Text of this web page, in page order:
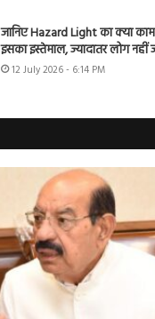
जानिए Hazard Light का क्या
इसका इस्तेमाल, ज्यादातर लोग नहीं
12 July 2026 - 6:14 PM